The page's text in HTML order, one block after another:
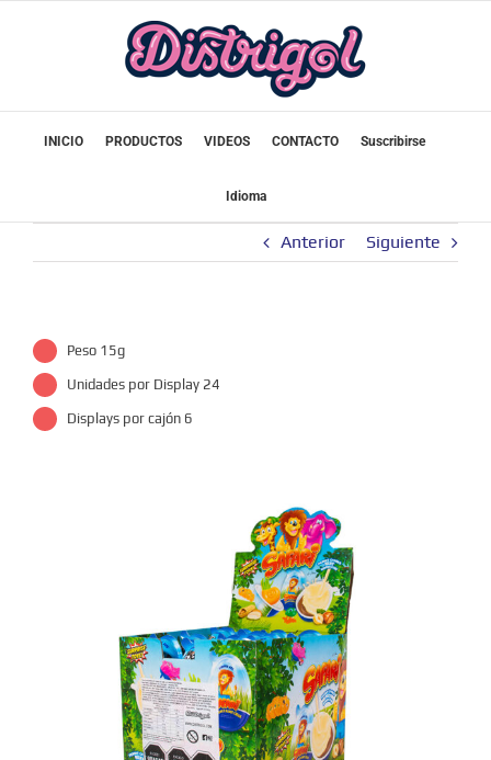
INICIO PRODUCTOS VIDEOS CONTACTO Suscribirse
Idioma
Anterior Siguiente
Peso 15g
Unidades por Display 24
Displays por cajón 6